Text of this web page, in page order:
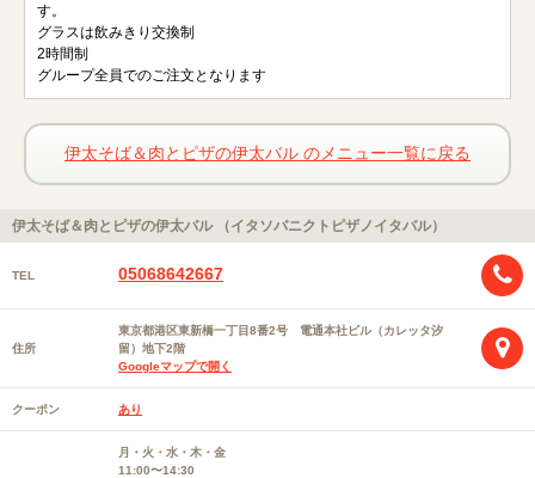
す。
グラスは飲みきり交換制
2時間制
グループ全員でのご注文となります
伊太そば＆肉とピザの伊太バル のメニュー一覧に戻る
伊太そば＆肉とピザの伊太バル （イタソバニクトピザノイタバル）
TEL 05068642667
住所
東京都港区東新橋一丁目8番2号 電通本社ビル（カレッタ汐
留）地下2階
Googleマップで開く
クーポン あり
月・火・水・木・金
11:00〜14:30